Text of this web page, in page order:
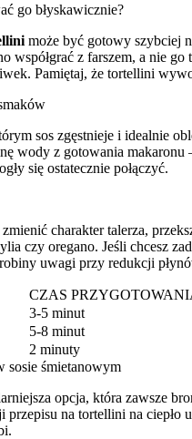
go błyskawicznie?
może być gotowy szybciej
współgrać z farszem, a nie
Pamiętaj, że tortellini
sos zgęstnieje i idealnie
wody z gotowania
się ostatecznie połączyć.
charakter talerza,
czy oregano. Jeśli chcesz
uwagi przy redukcji
CZAS
3-5 minut
5-8 minut
2 minuty
sosie śmietanowym
opcja, która zawsze
przepisu na tortellini na ciepło